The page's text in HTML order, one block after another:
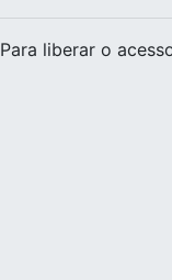
Para liberar o